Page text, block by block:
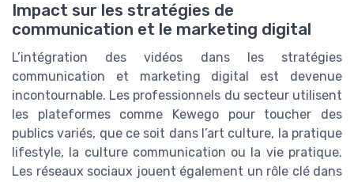
Impact sur les stratégies de
communication et le marketing digital
L’intégration des vidéos dans les stratégies
communication et marketing digital est devenue
incontournable. Les professionnels du secteur utilisent
les plateformes comme Kewego pour toucher des
publics variés, que ce soit dans l’art culture, la pratique
lifestyle, la culture communication ou la vie pratique.
Les réseaux sociaux jouent également un rôle clé dans